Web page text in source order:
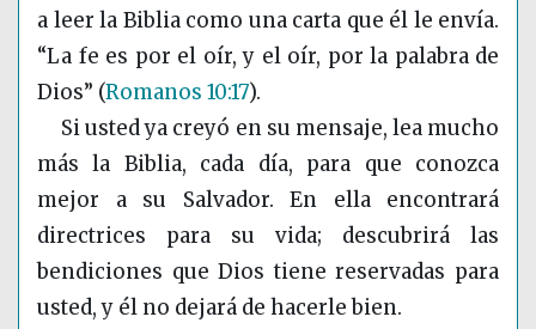
a leer la Biblia como una carta que él le envía.
“La fe es por el oír, y el oír, por la palabra de
Dios” (Romanos 10:17).
Si usted ya creyó en su mensaje, lea mucho
más la Biblia, cada día, para que conozca
mejor a su Salvador. En ella encontrará
directrices para su vida; descubrirá las
bendiciones que Dios tiene reservadas para
usted, y él no dejará de hacerle bien.